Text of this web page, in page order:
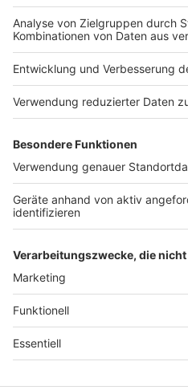
Nutzungsbedingungen
Jobs
Presse
Werben
Archiv
ANTENNE BAYERN GROUP
Stiftung ANTENNE BAYERN
hilft
Teilnahmebedingungen
Grounding Page ANTENNE
BAYERN
Datenschutz­erklärung